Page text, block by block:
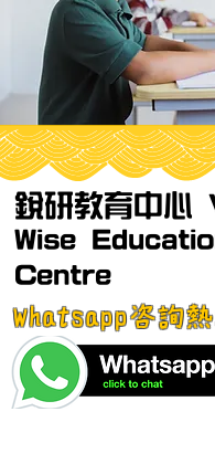
銳研教育中心
Wise
Centre
Whatsapp咨詢